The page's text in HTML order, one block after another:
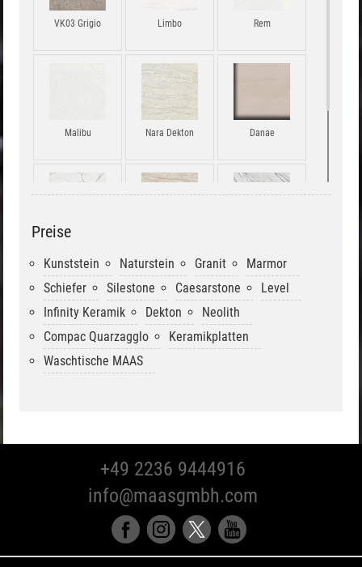
VK03 Grigio Limbo Rem
Malibu Nara Dekton Danae
Preise
Kunststein Naturstein Granit
Marmor
Schiefer
Silestone Caesarstone
Level
Infinity Keramik
Dekton
Neolith
Compac Quarzagglo
Keramikplatten
Waschtische MAAS
+49 2236 9444916
info@maasgmbh.com